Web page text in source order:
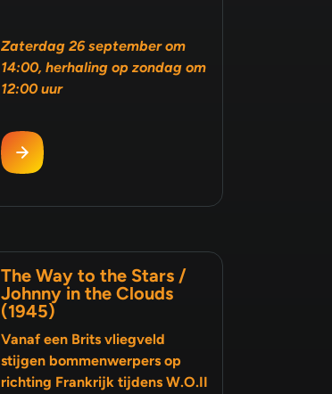
Zaterdag 26 september om
14:00, herhaling op zondag om
12:00 uur
The Way to the Stars /
Johnny in the Clouds
(1945)
Vanaf een Brits vliegveld
stijgen bommenwerpers op
richting Frankrijk tijdens W.O.II